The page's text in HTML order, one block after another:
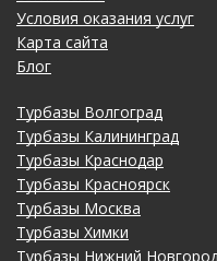
Условия оказания услуг
Карта сайта
Блог
Турбазы Волгоград
Турбазы Калининград
Турбазы Краснодар
Турбазы Красноярск
Турбазы Москва
Турбазы Химки
Турбазы Нижний Новгород